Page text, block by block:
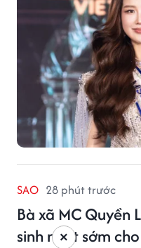
SAO 28 phút trước
Bà xã MC Quyền
sinh nhật sớm
×